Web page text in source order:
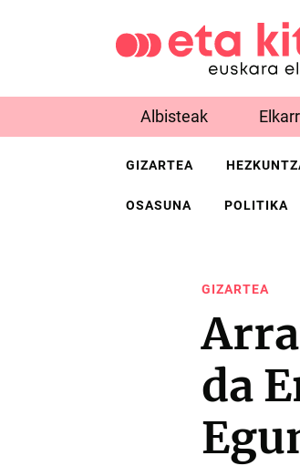
Albisteak
GIZARTEA
OSASUNA POLITIKA
GIZARTEA
da